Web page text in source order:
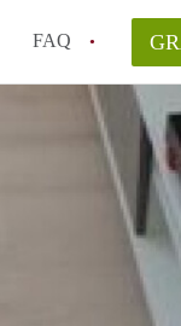
FAQ
van KamerDelft?
voor de